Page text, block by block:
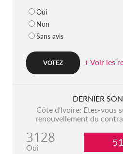
Oui
Non
Sans avis
+ Voir les
DERNIER
Côte d'Ivoire: Etes-vous
renouvellement du
3128
Oui